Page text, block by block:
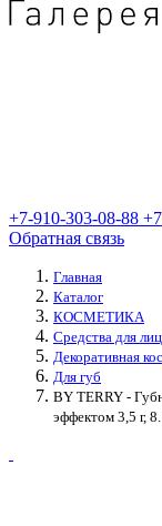
+7-910-303-08-88
Обратная связь
Главная
Каталог
КОСМЕТИКА
Средства для
Декоративная
Для губ
BY TERRY -
эффектом 3,5 г,